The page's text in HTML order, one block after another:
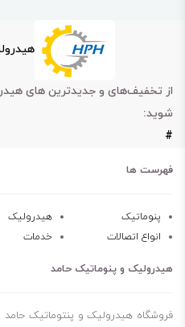
از تخفیف‌های و جدیدترین های
شوید:
#
فهرست ها
پنوماتیک هیدرولیک
انواع اتصالات
خدمات
هیدرولیک و پنوماتیک حامد
فروشگاه هیدرولیک و پنتوماتیک حامد